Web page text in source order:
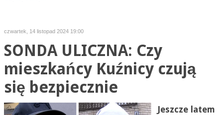
czwartek, 14 listopad 2024 19:00
SONDA ULICZNA: Czy
mieszkańcy Kuźnicy czują
się bezpiecznie
Jeszcze latem